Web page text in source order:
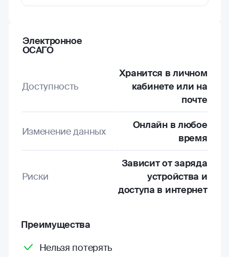
Электронное
ОСАГО
Доступность
Хранится в личном
кабинете или на
почте
Изменение данных
Онлайн в любое
время
Риски
Зависит от заряда
устройства и
доступа в интернет
Преимущества
Нельзя потерять